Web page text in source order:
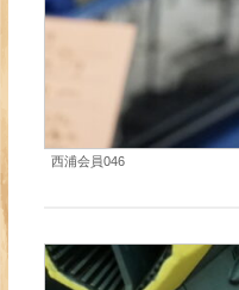
西浦会員046